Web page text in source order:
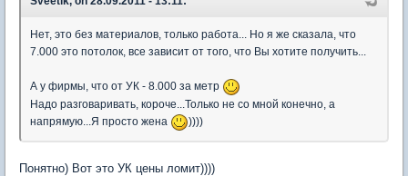
Нет, это без материалов, только работа... Но я же сказала, что
7.000 это потолок, все зависит от того, что Вы хотите получить...
А у фирмы, что от УК - 8.000 за метр
Надо разговаривать, короче...Только не со мной конечно, а
напрямую...Я просто жена
))))
Понятно) Вот это УК цены ломит))))